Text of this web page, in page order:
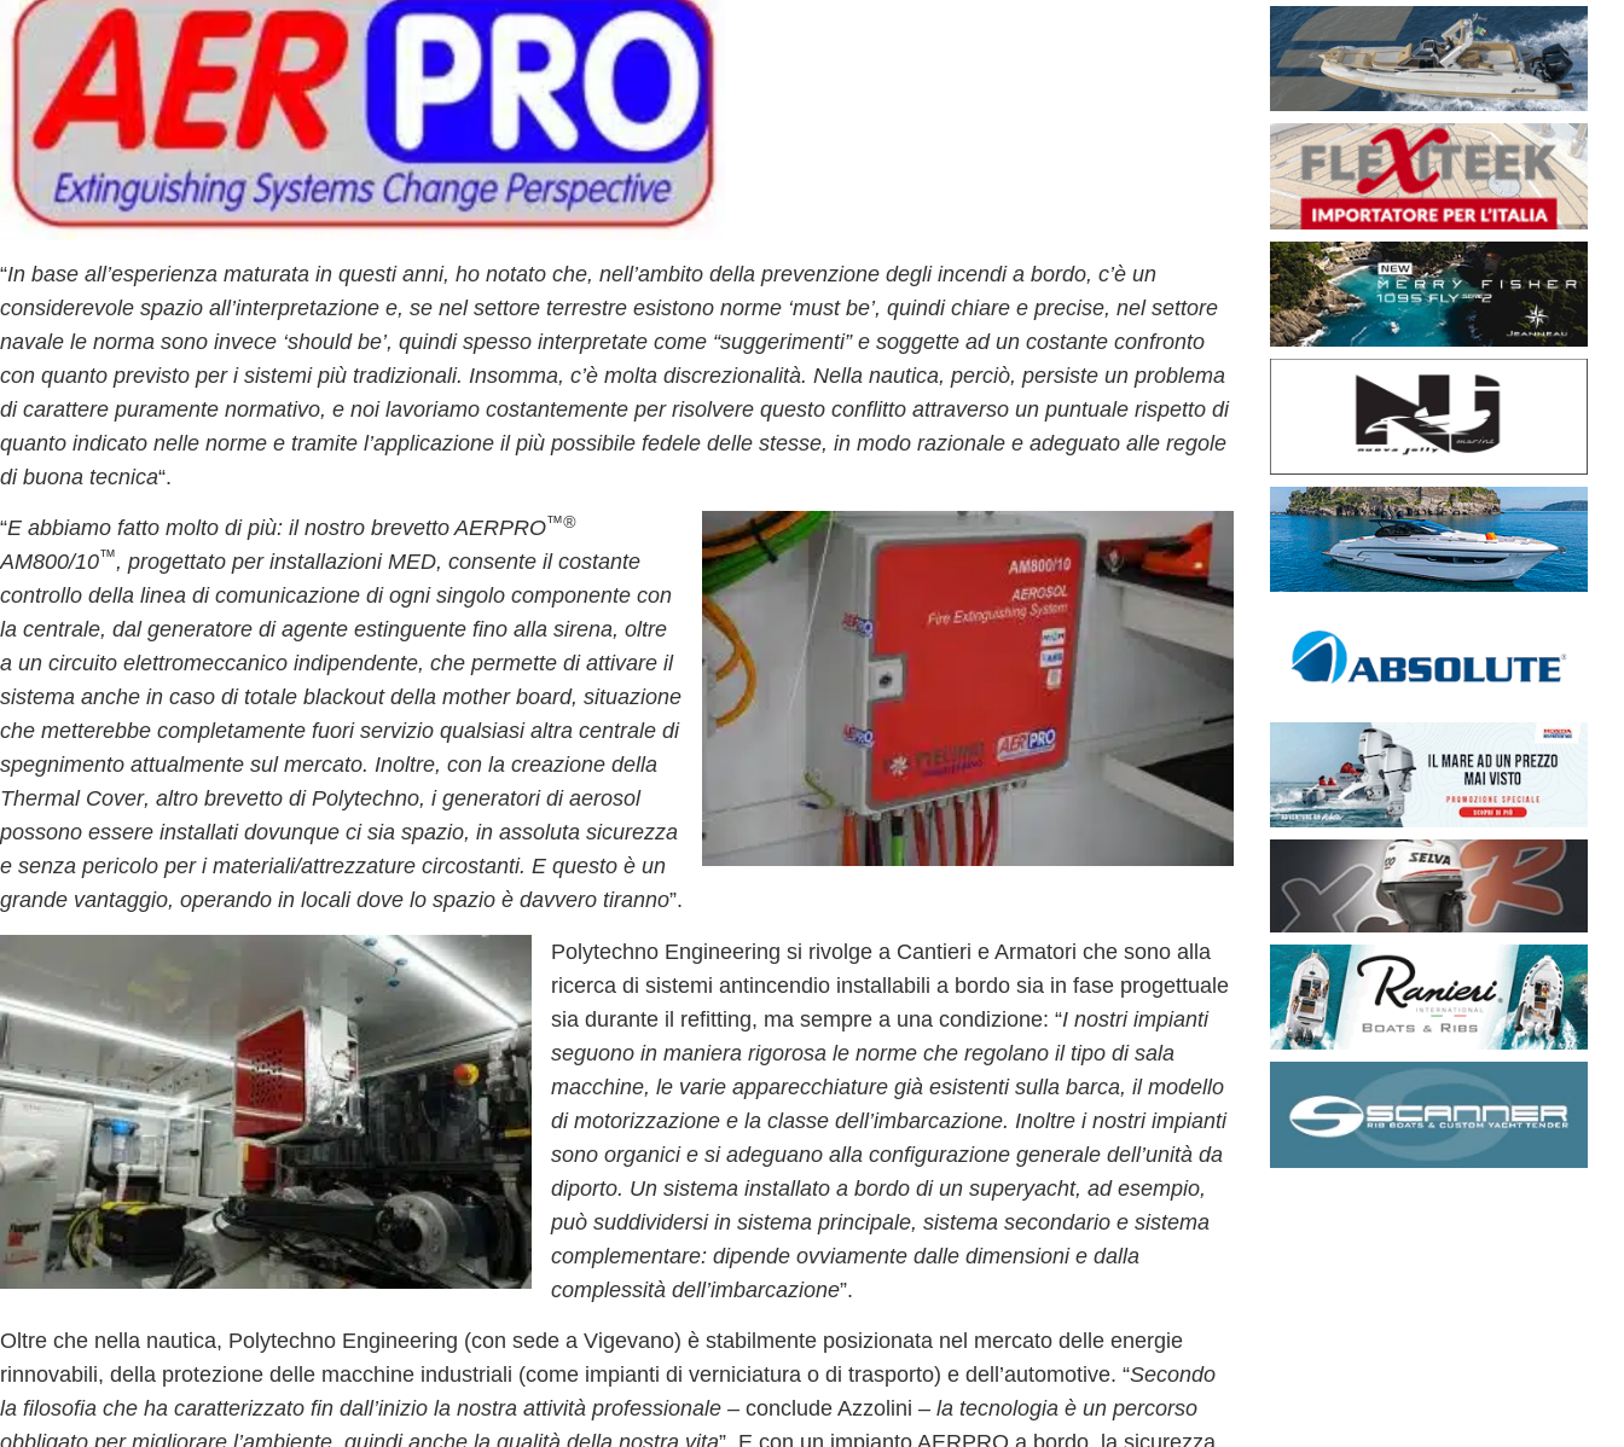
“In base all’esperienza maturata in questi anni, ho notato che, nell’ambito della prevenzione degli incendi a bordo, c’è un
considerevole spazio all’interpretazione e, se nel settore terrestre esistono norme ‘must be’, quindi chiare e precise, nel settore
navale le norma sono invece ‘should be’, quindi spesso interpretate come “suggerimenti” e soggette ad un costante confronto
con quanto previsto per i sistemi più tradizionali. Insomma, c’è molta discrezionalità. Nella nautica, perciò, persiste un problema
di carattere puramente normativo, e noi lavoriamo costantemente per risolvere questo conflitto attraverso un puntuale rispetto di
quanto indicato nelle norme e tramite l’applicazione il più possibile fedele delle stesse, in modo razionale e adeguato alle regole
di buona tecnica“.
“E abbiamo fatto molto di più: il nostro brevetto AERPRO™®
AM800/10™, progettato per installazioni MED, consente il costante
controllo della linea di comunicazione di ogni singolo componente con
la centrale, dal generatore di agente estinguente fino alla sirena, oltre
a un circuito elettromeccanico indipendente, che permette di attivare il
sistema anche in caso di totale blackout della mother board, situazione
che metterebbe completamente fuori servizio qualsiasi altra centrale di
spegnimento attualmente sul mercato. Inoltre, con la creazione della
Thermal Cover, altro brevetto di Polytechno, i generatori di aerosol
possono essere installati dovunque ci sia spazio, in assoluta sicurezza
e senza pericolo per i materiali/attrezzature circostanti. E questo è un
grande vantaggio, operando in locali dove lo spazio è davvero tiranno”.
Polytechno Engineering si rivolge a Cantieri e Armatori che sono alla
ricerca di sistemi antincendio installabili a bordo sia in fase progettuale
sia durante il refitting, ma sempre a una condizione: “I nostri impianti
seguono in maniera rigorosa le norme che regolano il tipo di sala
macchine, le varie apparecchiature già esistenti sulla barca, il modello
di motorizzazione e la classe dell’imbarcazione. Inoltre i nostri impianti
sono organici e si adeguano alla configurazione generale dell’unità da
diporto. Un sistema installato a bordo di un superyacht, ad esempio,
può suddividersi in sistema principale, sistema secondario e sistema
complementare: dipende ovviamente dalle dimensioni e dalla
complessità dell’imbarcazione”.
Oltre che nella nautica, Polytechno Engineering (con sede a Vigevano) è stabilmente posizionata nel mercato delle energie
rinnovabili, della protezione delle macchine industriali (come impianti di verniciatura o di trasporto) e dell’automotive. “Secondo
la filosofia che ha caratterizzato fin dall’inizio la nostra attività professionale – conclude Azzolini – la tecnologia è un percorso